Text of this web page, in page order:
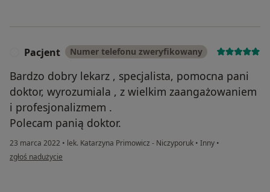
Pacjent Numer telefonu zweryfikowany
Bardzo dobry lekarz , specjalista, pomocna pani
doktor, wyrozumiala , z wielkim zaangażowaniem
i profesjonalizmem .
Polecam panią doktor.
23 marca 2022 • lek. Katarzyna Primowicz - Niczyporuk • Inny •
w opinii użytkownika Pacjent
zgłoś nadużycie